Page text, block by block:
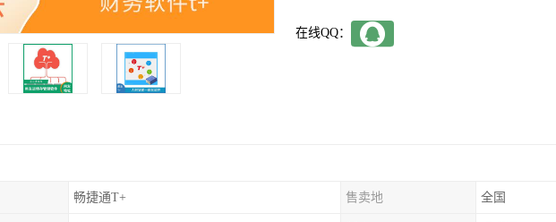
在线QQ：
畅捷通T+ 售卖地 全国